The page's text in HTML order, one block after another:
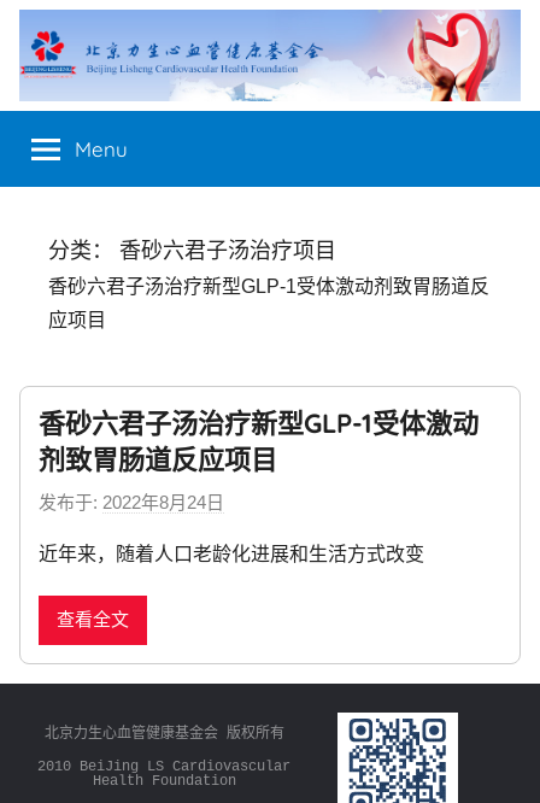
Skip
content
Menu
分类： 香砂六君子汤治疗项目
香砂六君子汤治疗新型GLP-1受体激动剂致胃肠道反
应项目
香砂六君子汤治疗新型GLP-1受体激动
剂致胃肠道反应项目
发布于: 2022年8月24日
n
s
近年来，随着人口老龄化进展和生活方式改变
查看全文
北京力生心血管健康基金会 版权所有
2010 BeiJing LS Cardiovascular
Health Foundation